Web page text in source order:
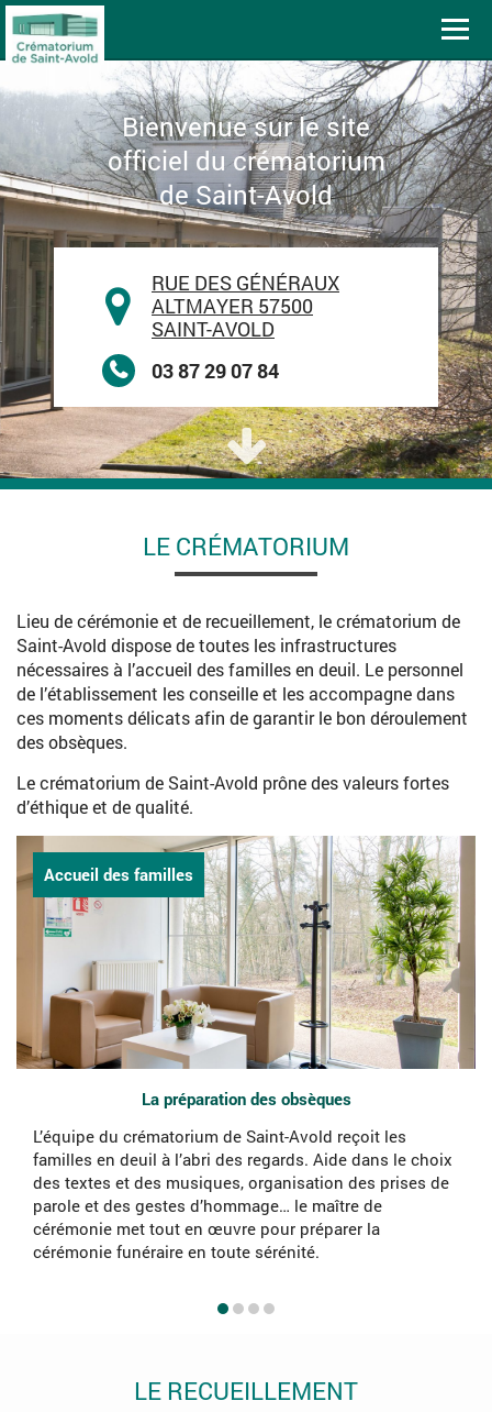
Bienvenue sur le site
officiel du crématorium
de Saint-Avold
RUE DES GÉNÉRAUX
ALTMAYER 57500
SAINT-AVOLD
03 87 29 07 84
LE CRÉMATORIUM
Lieu de cérémonie et de recueillement, le crématorium de
Saint-Avold dispose de toutes les infrastructures
nécessaires à l’accueil des familles en deuil. Le personnel
de l’établissement les conseille et les accompagne dans
ces moments délicats afin de garantir le bon déroulement
des obsèques.
Le crématorium de Saint-Avold prône des valeurs fortes
d’éthique et de qualité.
Accueil des familles
La préparation des obsèques
L’équipe du crématorium de Saint-Avold reçoit les
familles en deuil à l’abri des regards. Aide dans le choix
des textes et des musiques, organisation des prises de
parole et des gestes d’hommage… le maître de
cérémonie met tout en œuvre pour préparer la
cérémonie funéraire en toute sérénité.
LE RECUEILLEMENT